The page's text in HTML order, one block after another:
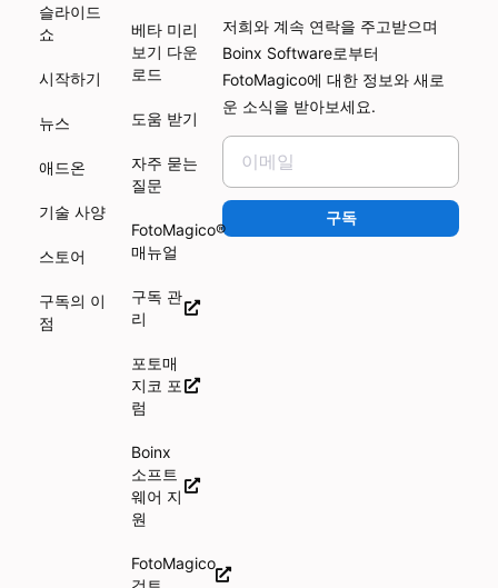
슬라이드
쇼
시작하기
뉴스
애드온
기술 사양
스토어
구독의 이
점
베타 미리
보기 다운
로드
도움 받기
자주 묻는
질문
FotoMagico®
매뉴얼
구독 관
리
포토매
지코 포
럼
Boinx
소프트
웨어 지
원
FotoMagico
저희와 계속 연락을 주고받으며
Boinx Software로부터
FotoMagico에 대한 정보와 새로
운 소식을 받아보세요.
구독